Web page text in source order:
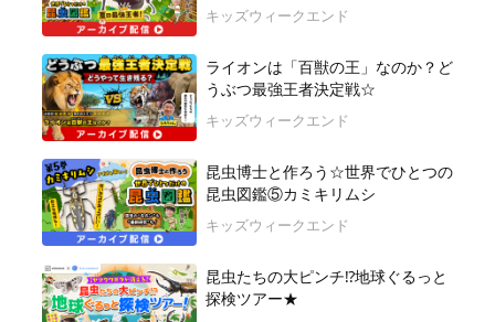
キッズウィークエンド
ライオンは「百獣の王」なのか？ど
うぶつ最強王者決定戦☆
キッズウィークエンド
昆虫博士と作ろう☆世界でひとつの
昆虫図鑑⑤カミキリムシ
キッズウィークエンド
昆虫たちの大ピンチ⁉地球ぐるっと
探検ツアー★